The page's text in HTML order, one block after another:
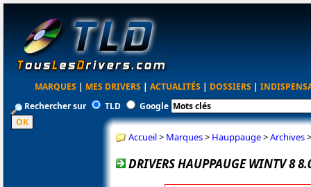
MARQUES | MES DRIVERS | ACTUALITÉS | DOSSIERS |
Rechercher sur
TLD Google
Accueil> Marques> Hauppauge>Archives
DRIVERS HAUPPAUGE WINTV 8